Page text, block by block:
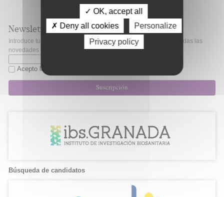
organismo financiador en sus medios oficiales.
Newsletter
Introduce tu correo electrónico si quieres mantenerte al día de todas las
novedades de Fibao.
Acepto la
Suscripción
Búsqueda de candidatos
✓ OK, accept all
✗ Deny all cookies
Personalize
Privacy policy